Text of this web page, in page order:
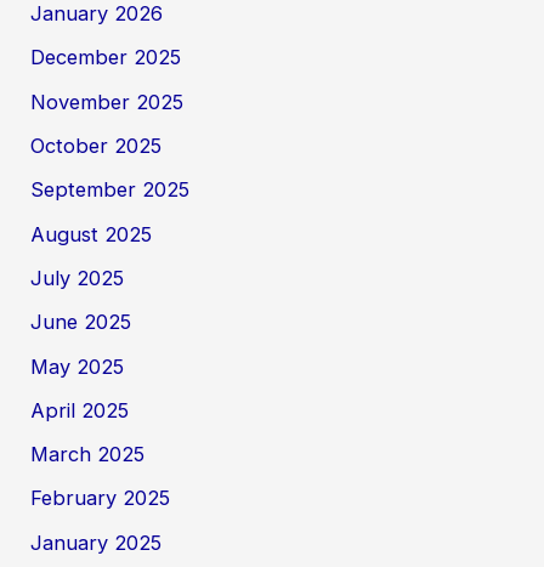
January 2026
December 2025
November 2025
October 2025
September 2025
August 2025
July 2025
June 2025
May 2025
April 2025
March 2025
February 2025
January 2025